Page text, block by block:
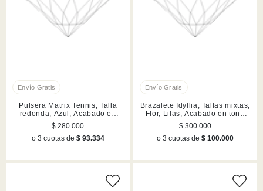
Pulsera Matrix Tennis, Talla
redonda, Azul, Acabado en
rodio
$ 280.000
o 3 cuotas de $ 93.334
Brazalete Idyllia, Tallas mixtas,
Flor, Lilas, Acabado en tono
oro
$ 300.000
o 3 cuotas de $ 100.000